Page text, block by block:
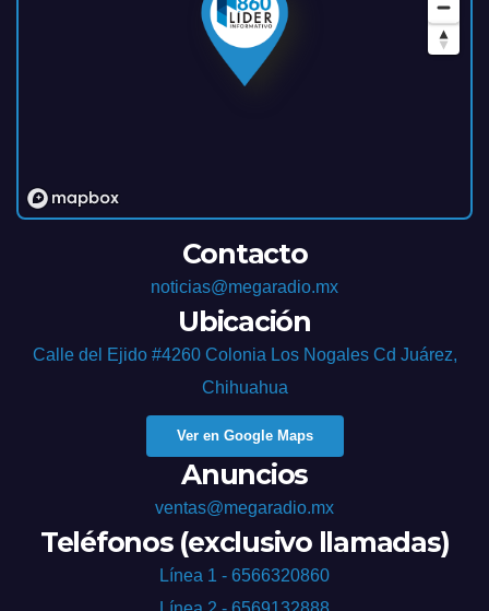
Contacto
noticias@megaradio.mx
Ubicación
Calle del Ejido #4260 Colonia Los Nogales Cd Juárez,
Chihuahua
Ver en Google Maps
Anuncios
ventas@megaradio.mx
Teléfonos (exclusivo llamadas)
Línea 1 - 6566320860